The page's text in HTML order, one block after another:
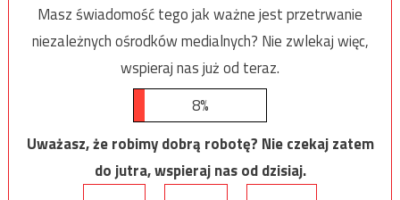
Masz świadomość tego jak ważne jest przetrwanie
niezależnych ośrodków medialnych? Nie zwlekaj więc,
wspieraj nas już od teraz.
8%
Uważasz, że robimy dobrą robotę? Nie czekaj zatem
do jutra, wspieraj nas od dzisiaj.